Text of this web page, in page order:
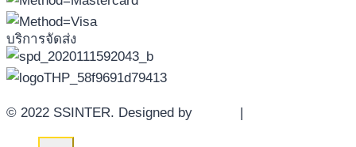
บริการจัดส่ง
© 2022 SSINTER. Designed by |